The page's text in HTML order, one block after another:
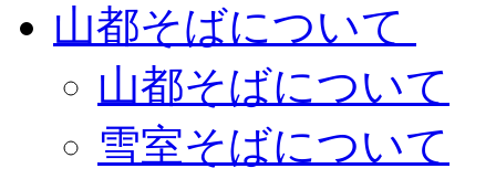
山都そばについて
山都そばについて
雪室そばについて